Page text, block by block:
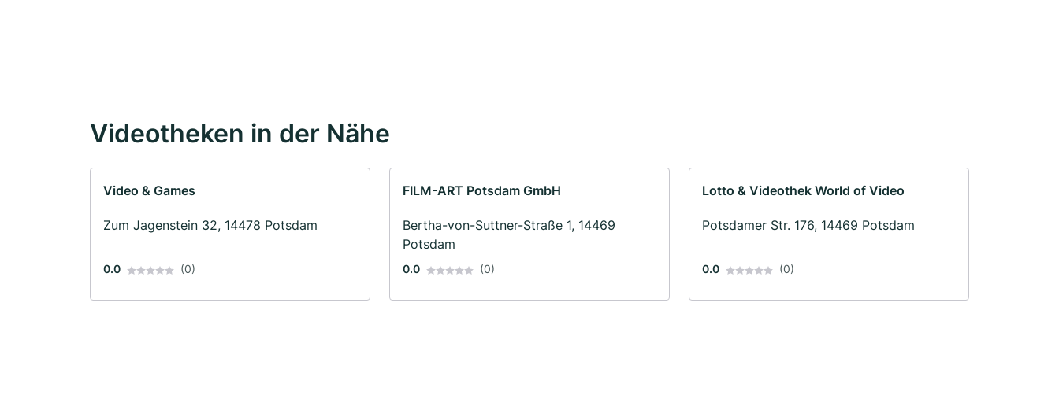
Videotheken in der Nähe
Video & Games
Zum Jagenstein 32, 14478 Potsdam
0.0 (0)
FILM-ART Potsdam GmbH
Bertha-von-Suttner-Straße 1, 14469
Potsdam
0.0 (0)
Lotto & Videothek World of Video
Potsdamer Str. 176, 14469 Potsdam
0.0 (0)